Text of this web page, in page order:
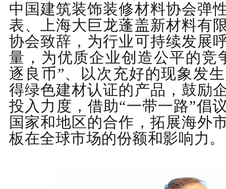
中国建筑装饰装修材料协会弹
表、上海大巨龙蓬盖新材料有
协会致辞，为行业可持续发展
量 ， 为优质企业创造公平的竞
逐良币”、以次充好的现象发
得绿色建材认证的产品， 鼓励
投入 力度， 借助“一带一路”倡
国家和地区的合作，拓展海外
板在全球市场的份额和影响力。